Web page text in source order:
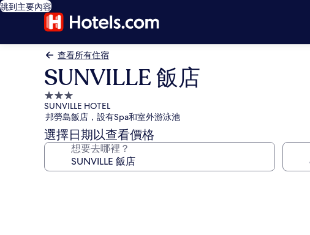
跳到主要內容
查看所有住宿
SUNVILLE 飯店
3.0
星
級
住
宿
SUNVILLE HOTEL
邦勞島飯店，設有Spa和室外游泳池
選擇日期以查看價格
想要去哪裡？